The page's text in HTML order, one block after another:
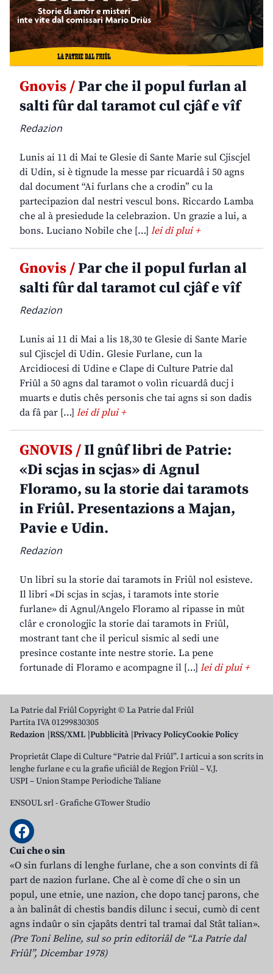
Gnovis /Par che il popul furlan al
salti fûr dal taramot cul cjâf e vîf
Redazion
Lunis ai 11 di Mai te Glesie di Sante Marie sul Cjiscjel
di Udin, si è tignude la messe par ricuardâ i 50 agns
dal document “Ai furlans che a crodin” cu la
partecipazion dal nestri vescul bons. Riccardo Lamba
che al à presiedude la celebrazion. Un grazie a lui, a
bons. Luciano Nobile che […] lei di plui +
Gnovis /Par che il popul furlan al
salti fûr dal taramot cul cjâf e vîf
Redazion
Lunis ai 11 di Mai a lis 18,30 te Glesie di Sante Marie
sul Cjiscjel di Udin. Glesie Furlane, cun la
Arcidiocesi di Udine e Clape di Culture Patrie dal
Friûl a 50 agns dal taramot o volìn ricuardâ ducj i
muarts e dutis chês personis che tai agns si son dadis
da fâ par […] lei di plui +
GNOVIS /Il gnûf libri de Patrie:
«Di scjas in scjas» di Agnul
Floramo, su la storie dai taramots
in Friûl. Presentazions a Majan,
Pavie e Udin.
Redazion
Un libri su la storie dai taramots in Friûl nol esisteve.
Il libri «Di scjas in scjas, i taramots inte storie
furlane» di Agnul/Angelo Floramo al ripasse in mût
clâr e cronologjic la storie dai taramots in Friûl,
mostrant tant che il pericul sismic al sedi une
presince costante inte nestre storie. La pene
fortunade di Floramo e acompagne il […] lei di plui +
La Patrie dal Friûl Copyright © La Patrie dal Friûl
Partita IVA 01299830305
Redazion RSS/XML Pubblicità Privacy PolicyCookie Policy
Proprietât Clape di Culture “Patrie dal Friûl”. I articui a son scrits in
lenghe furlane e cu la grafie uficiâl de Regjon Friûl – V.J.
USPI – Union Stampe Periodiche Taliane
ENSOUL srl-Grafiche GTower Studio
Cui che o sin
«O sin furlans di lenghe furlane, che a son convints di fâ
part de nazion furlane. Che al è come dî che o sin un
popul, une etnie, une nazion, che dopo tancj parons, che
a àn balinât di chestis bandis dilunc i secui, cumò di cent
agns indaûr o sin cjapâts dentri tal tramai dal Stât talian».
(Pre Toni Beline, sul so prin editoriâl de “La Patrie dal
Friûl”, Dicembar 1978)